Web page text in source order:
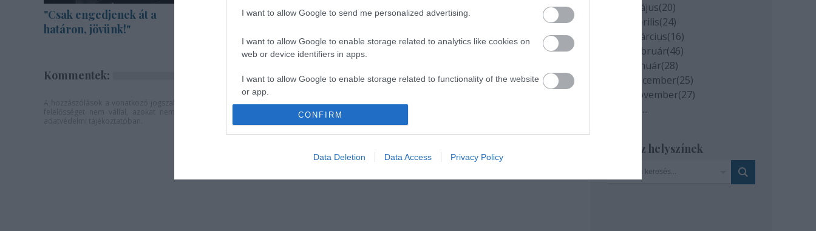
I want to allow Google to send me personalized advertising.
I want to allow Google to enable storage related to analytics like cookies on
web or device identifiers in apps.
I want to allow Google to enable storage related to functionality of the website
or app.
I want to allow Google to enable storage related to personalization.
authentication functionality and fraud prevention, and other user protection.
CONFIRM
Data Deletion Data Access Privacy Policy
"Csak engedjenek át a
határon, jövünk!"
Bartók dallamok jazz-
Gasztronómiai utazás
Kommentek:
értelmében felhasználói tartalomnak minősülnek, értük aszolgáltatás technikai
felelősséget nem vállal, azokat nem ellenőrzi. Kifogás esetén forduljon a blog szerkesztőjéhez. Részletek a
2020 május(20)
2020 április(24)
2020 március(16)
2020 február(46)
2020 január(28)
2019 december(25)
2019 november(27)
...
Szinház helyszínek